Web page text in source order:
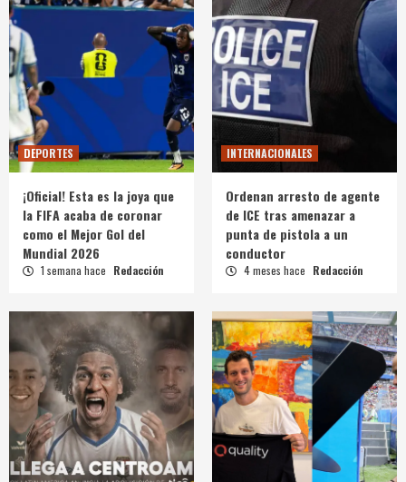
DEPORTES
¡Oficial! Esta es la joya que
la FIFA acaba de coronar
como el Mejor Gol del
Mundial 2026
1 semana hace Redacción
INTERNACIONALES
Ordenan arresto de agente
de ICE tras amenazar a
punta de pistola a un
conductor
4 meses hace Redacción